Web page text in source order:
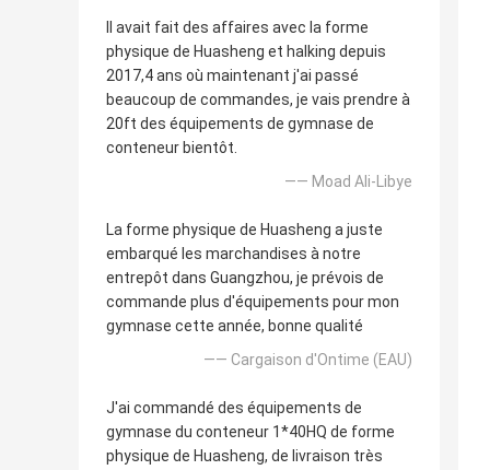
Il avait fait des affaires avec la forme
physique de Huasheng et halking depuis
2017,4 ans où maintenant j'ai passé
beaucoup de commandes, je vais prendre à
20ft des équipements de gymnase de
conteneur bientôt.
—— Moad Ali-Libye
La forme physique de Huasheng a juste
embarqué les marchandises à notre
entrepôt dans Guangzhou, je prévois de
commande plus d'équipements pour mon
gymnase cette année, bonne qualité
—— Cargaison d'Ontime (EAU)
J'ai commandé des équipements de
gymnase du conteneur 1*40HQ de forme
physique de Huasheng, de livraison très